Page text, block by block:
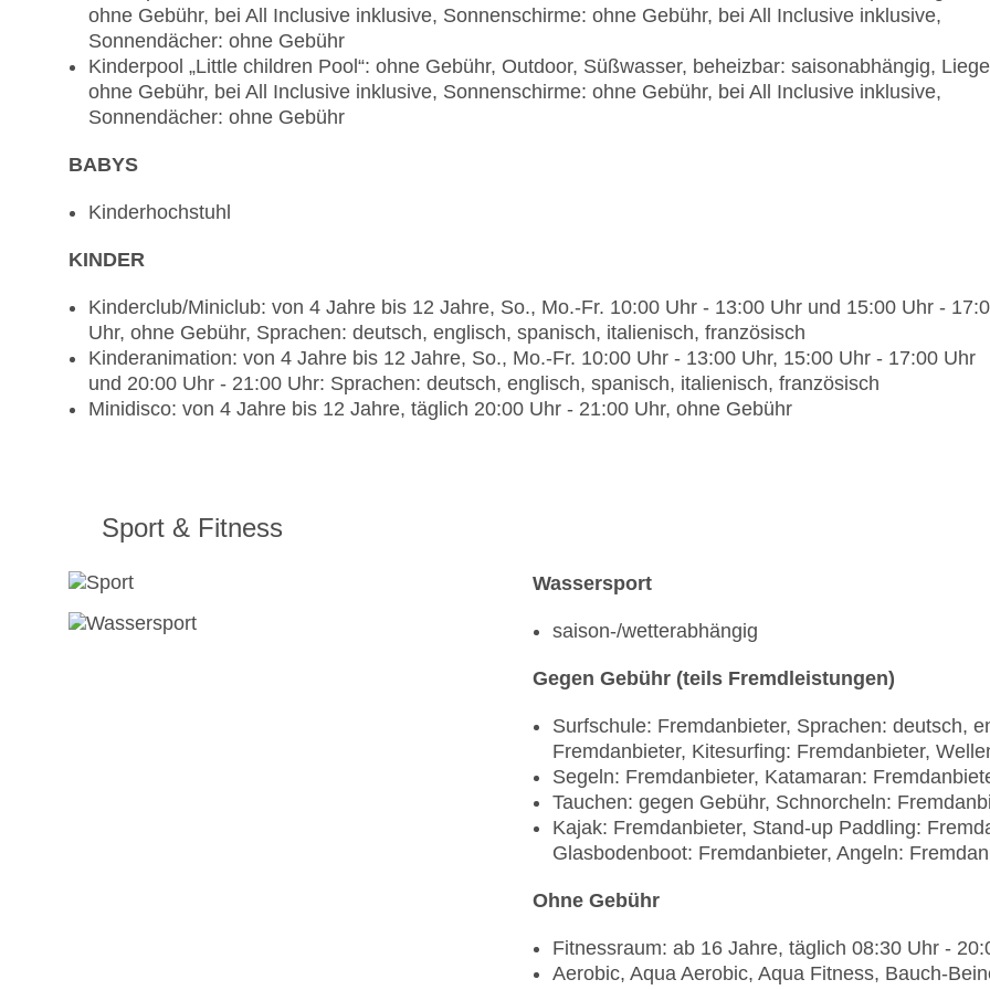
klimatisierbar, Kinderhochstuhl, angemessene
Reservierung notwendig, ohne Gebühr,
21:30 Uhr, klimatisierbar, angemessene Kleidung
Cocktailbar „My Favorite Club Bar“: täglich 20:00
ohne Gebühr, bei All Inclusive inklusive, Sonnenschirme: ohne Gebühr, bei All Inclusive inklusive,
Sonnendächer: ohne Gebühr
Kinderpool „Little children Pool“: ohne Gebühr, Outdoor, Süßwasser, beheizbar: saisonabhängig,
ohne Gebühr, bei All Inclusive inklusive, Sonnenschirme: ohne Gebühr, bei All Inclusive inklusive,
Sonnendächer: ohne Gebühr
BABYS
Kinderhochstuhl
KINDER
Kinderclub/Miniclub: von 4 Jahre bis 12 Jahre, So., Mo.-Fr. 10:00 Uhr - 13:00 Uhr und 15:00 Uhr -
Uhr, ohne Gebühr, Sprachen: deutsch, englisch, spanisch, italienisch, französisch
Kinderanimation: von 4 Jahre bis 12 Jahre, So., Mo.-Fr. 10:00 Uhr - 13:00 Uhr, 15:00 Uhr - 17:00 Uhr
und 20:00 Uhr - 21:00 Uhr: Sprachen: deutsch, englisch, spanisch, italienisch, französisch
Minidisco: von 4 Jahre bis 12 Jahre, täglich 20:00 Uhr - 21:00 Uhr, ohne Gebühr
Sport & Fitness
Wassersport
saison-/wetterabhängig
Gegen Gebühr (teils Fremdleistungen)
Surfschule: Fremdanbieter, Sprachen: deutsch,
Fremdanbieter, Kitesurfing: Fremdanbieter,
Segeln: Fremdanbieter, Katamaran:
Tauchen: gegen Gebühr, Schnorcheln:
Kajak: Fremdanbieter, Stand-up Paddling:
Glasbodenboot: Fremdanbieter, Angeln:
Ohne Gebühr
Fitnessraum: ab 16 Jahre, täglich 08:30 Uhr -
Aerobic, Aqua Aerobic, Aqua Fitness, Bauch-